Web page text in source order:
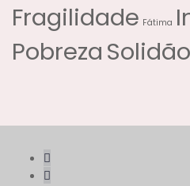
Fragilidade Fátima
PobrezaSolidão